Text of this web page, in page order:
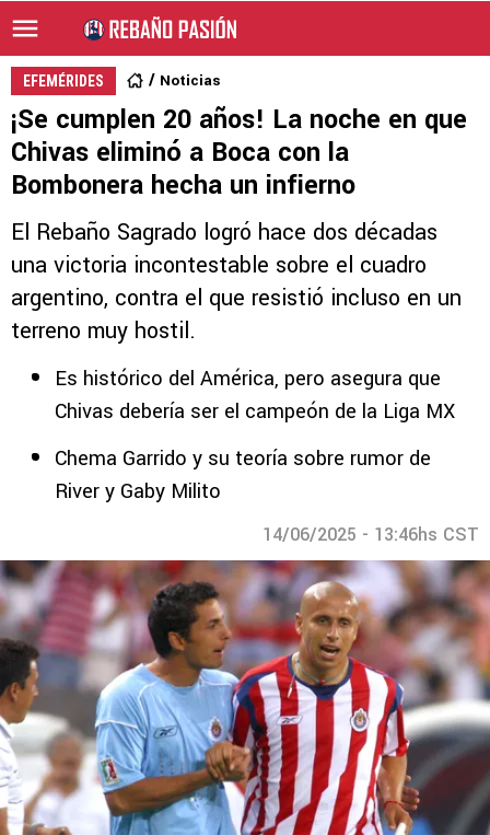
EFEMÉRIDES Noticias
¡Se cumplen 20 años! La noche en que
Chivas eliminó a Boca con la
Bombonera hecha un infierno
El Rebaño Sagrado logró hace dos décadas
una victoria incontestable sobre el cuadro
argentino, contra el que resistió incluso en un
terreno muy hostil.
Es histórico del América, pero asegura que
Chivas debería ser el campeón de la Liga MX
Chema Garrido y su teoría sobre rumor de
River y Gaby Milito
14/06/2025 - 13:46hs CST